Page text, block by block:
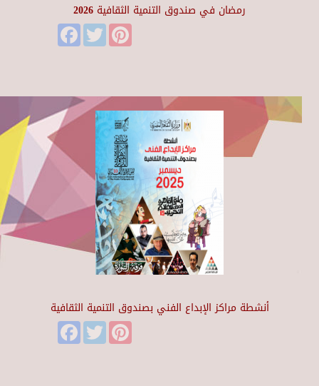
رمضان في صندوق التنمية الثقافية 2026
FacebookTwitter
أنشطة مراكز الإبداع الفني بصندوق التنمية الثقافية
FacebookTwitter